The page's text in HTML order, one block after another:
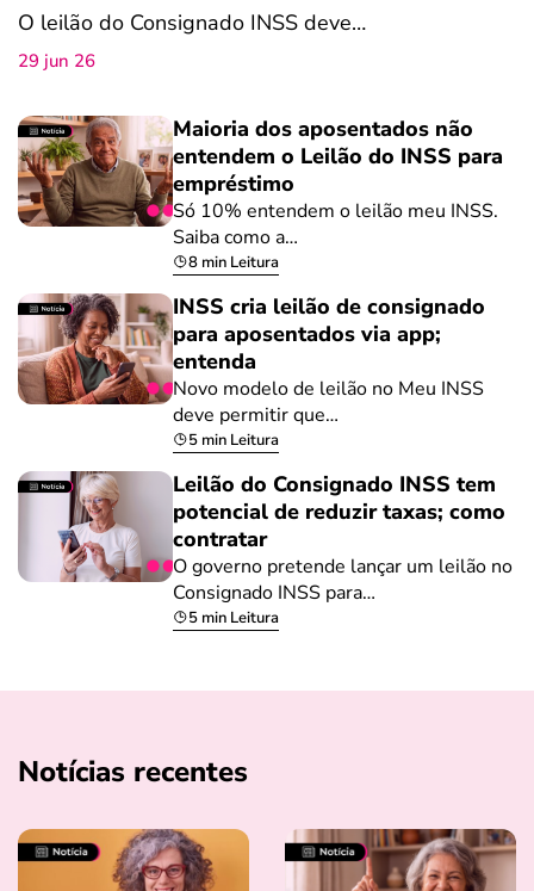
O leilão do Consignado INSS deve…
29 jun 26
Maioria dos aposentados não
entendem o Leilão do INSS para
empréstimo
Só 10% entendem o leilão meu INSS.
Saiba como a…
8 min Leitura
INSS cria leilão de consignado
para aposentados via app;
entenda
Novo modelo de leilão no Meu INSS
deve permitir que…
5 min Leitura
Leilão do Consignado INSS tem
potencial de reduzir taxas; como
contratar
O governo pretende lançar um leilão no
Consignado INSS para…
5 min Leitura
Notícias recentes